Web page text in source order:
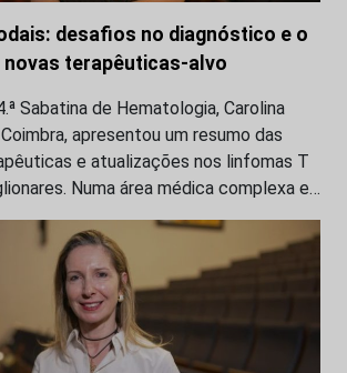
desafios no diagnóstico e o
terapêuticas-alvo
Sabatina de Hematologia, Carolina
apresentou um resumo das
e atualizações nos linfomas T
Numa área médica complexa e…